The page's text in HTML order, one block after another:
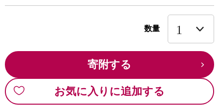
数量
寄附する
お気に入りに追加する